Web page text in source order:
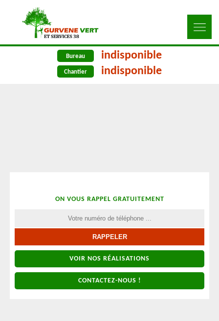
Bureau indisponible
Chantier indisponible
ON VOUS RAPPEL GRATUITEMENT
VOIR NOS RÉALISATIONS
CONTACTEZ-NOUS !